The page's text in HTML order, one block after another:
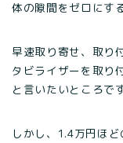
体の隙間をゼロにす
早速取り寄せ、取り
タビライザーを取り
と言いたいところで
しかし、1.4万円ほ